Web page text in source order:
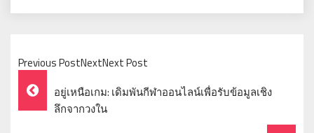
Previous PostNextNext Post
Post
Navigation
อยู่เหนือเกม: เดิมพันกีฬาออนไลน์เพื่อรับข้อมูลเชิง
ลึกจากวงใน